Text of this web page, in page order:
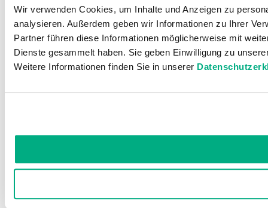
Wir verwenden Cookies, um Inhalte und Anzeigen zu
analysieren. Außerdem geben wir Informationen zu Ihrer
Partner führen diese Informationen möglicherweise mit
Dienste gesammelt haben. Sie geben Einwilligung zu
Weitere Informationen finden Sie in unserer